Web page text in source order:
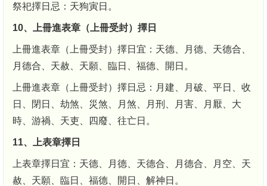
祭祀擇日忌：天狗寅日。
10、上冊進表章（上冊受封）擇日
上冊進表章（上冊受封）擇日宜：天德、月德、天德合、
月德合、天赦、天願、臨日、福德、開日。
上冊進表章（上冊受封）擇日忌：月建、月破、平日、收
日、閉日、劫煞、災煞、月煞、月刑、月害、月厭、大
時、游禍、天吏、四廢、往亡日。
11、上表章擇日
上表章擇日宜：天德、月德、天德合、月德合、月空、天
赦、天願、臨日、福德、開日、解神日。